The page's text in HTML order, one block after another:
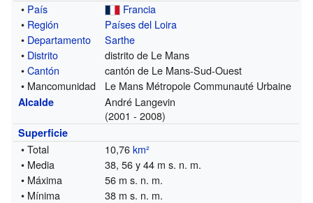
• País
Francia
• Región
Países del Loira
• Departamento
Sarthe
• Distrito
distrito de Le Mans
•Cantón
cantón de Le Mans-Sud-Ouest
• Mancomunidad
Le Mans Métropole Communauté Urbaine
Alcalde
André Langevin
(2001 - 2008)
Superficie
• Total 10,76km²
• Media
38, 56 y 44 m s. n. m.
• Máxima
56 m s. n. m.
• Mínima
38 m s. n. m.